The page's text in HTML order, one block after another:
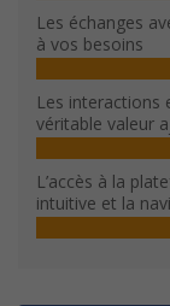
Les échanges
à vos besoins
Les interactions
véritable valeur
L’accès à la
intuitive et la